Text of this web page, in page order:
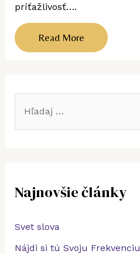
príťažlivosť….
Read More
y
a
a
ť
Najnovšie články
Svet slova
Nájdi si tú Svoju Frekvenciu